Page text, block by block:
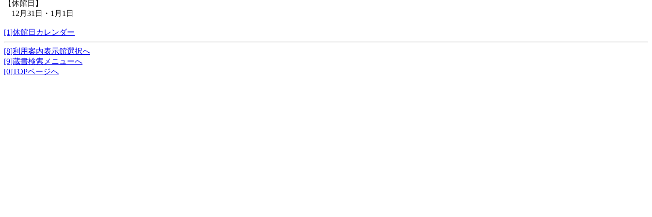
【休館日】
12月31日・1月1日
[1]休館日カレンダー
[8]利用案内表示館選択へ
[9]蔵書検索メニューへ
[0]TOPページへ